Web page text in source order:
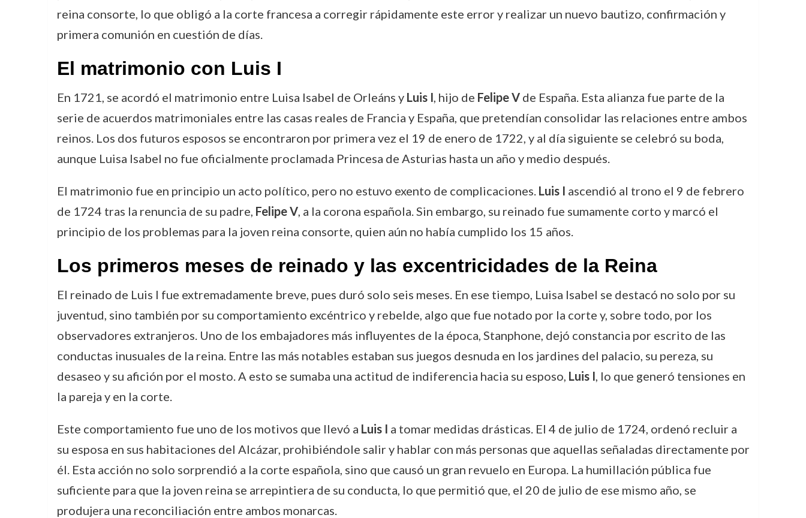
reina consorte, lo que obligó a la corte francesa a corregir rápidamente este error y realizar un nuevo bautizo, confirmación y
primera comunión en cuestión de días.
El matrimonio con Luis I
En 1721, se acordó el matrimonio entre Luisa Isabel de Orleáns y Luis I, hijo de Felipe Vde España. Esta alianza fue parte de la
serie de acuerdos matrimoniales entre las casas reales de Francia y España, que pretendían consolidar las relaciones entre ambos
reinos. Los dos futuros esposos se encontraron por primera vez el 19 de enero de 1722, y al día siguiente se celebró su boda,
aunque Luisa Isabel no fue oficialmente proclamada Princesa de Asturias hasta un año y medio después.
El matrimonio fue en principio un acto político, pero no estuvo exento de complicaciones. Luis I ascendió al trono el 9 de febrero
de 1724 tras la renuncia de su padre, Felipe V, a la corona española. Sin embargo, su reinado fue sumamente corto y marcó el
principio de los problemas para la joven reina consorte, quien aún no había cumplido los 15 años.
Los primeros meses de reinado y las excentricidades de la Reina
El reinado de Luis I fue extremadamente breve, pues duró solo seis meses. En ese tiempo, Luisa Isabel se destacó no solo por su
juventud, sino también por su comportamiento excéntrico y rebelde, algo que fue notado por la corte y, sobre todo, por los
observadores extranjeros. Uno de los embajadores más influyentes de la época, Stanphone, dejó constancia por escrito de las
conductas inusuales de la reina. Entre las más notables estaban sus juegos desnuda en los jardines del palacio, su pereza, su
desaseo y su afición por el mosto. A esto se sumaba una actitud de indiferencia hacia su esposo, Luis I, lo que generó tensiones en
la pareja y en la corte.
Este comportamiento fue uno de los motivos que llevó a Luis I a tomar medidas drásticas. El 4 de julio de 1724, ordenó recluir a
su esposa en sus habitaciones del Alcázar, prohibiéndole salir y hablar con más personas que aquellas señaladas directamente por
él. Esta acción no solo sorprendió a la corte española, sino que causó un gran revuelo en Europa. La humillación pública fue
suficiente para que la joven reina se arrepintiera de su conducta, lo que permitió que, el 20 de julio de ese mismo año, se
produjera una reconciliación entre ambos monarcas.